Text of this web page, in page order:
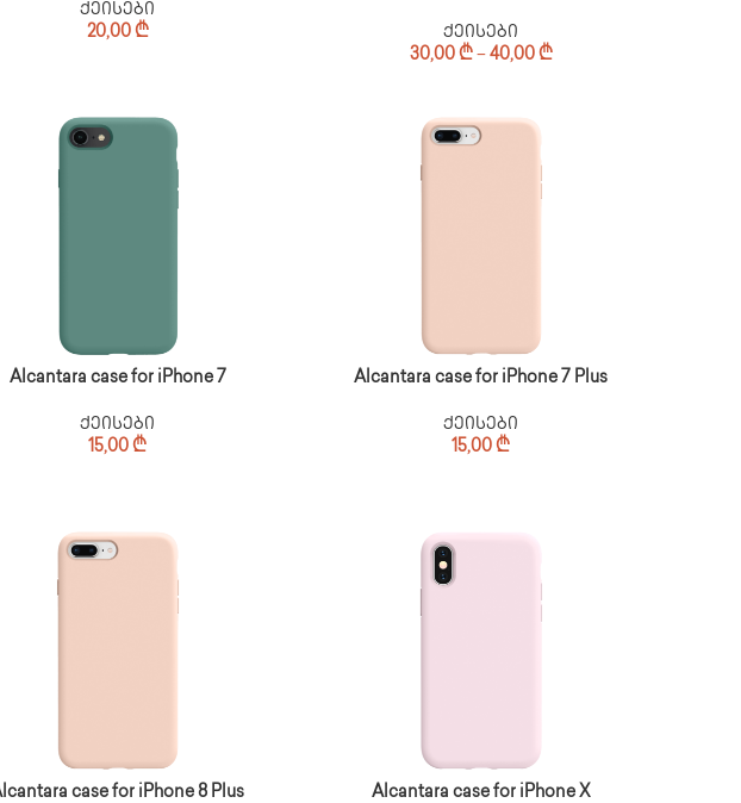
ქეისები
20,00 ₾
ქეისები
30,00 ₾ – 40,00 ₾
Alcantara case for iPhone 7
ქეისები
15,00₾
Alcantara case for iPhone 7 Plus
ქეისები
15,00₾
case for iPhone 8 Plus Alcantara case for iPhone X